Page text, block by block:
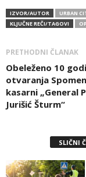
IZVOR/AUTOR
URBAN
KLJUČNE REČI/TAGOVI
PRETHODNI ČLANAK
Obeleženo 10
otvaranja
kasarni „General
Jurišić Šturm“
SLIČNI